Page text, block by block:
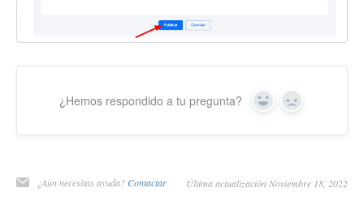
¿Hemos respondido a tu pregunta? Yes No
¿Aún necesitas ayuda? Contactar Última actualización Noviembre 18, 2022